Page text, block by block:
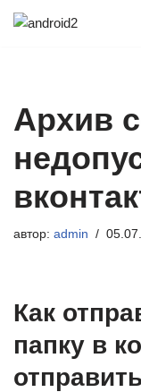
Архив
автор: admin
Как
папку в